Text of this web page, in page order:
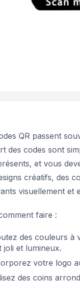
QR passent
des codes sont
et vous
créatifs, des
visuellement et
faire :
des couleurs à
joli et lumineux.
votre logo
des coins